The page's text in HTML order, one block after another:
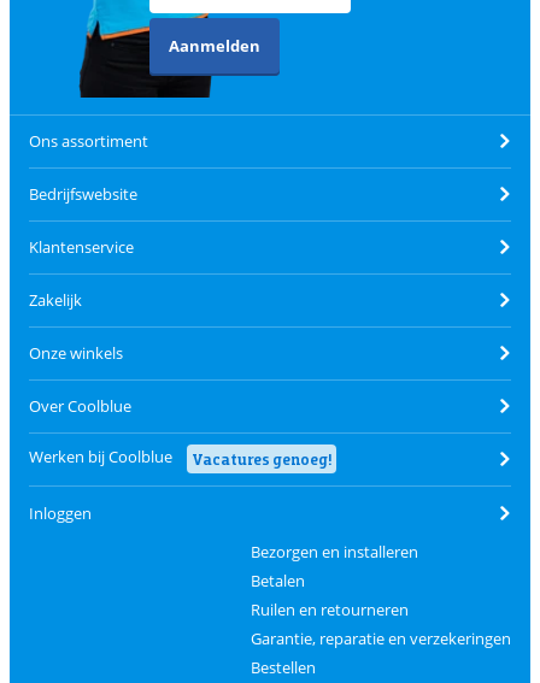
Aanmelden
Ons assortiment
Bedrijfswebsite
Klantenservice
Zakelijk
Onze winkels
Over Coolblue
Werken bij Coolblue Vacatures genoeg!
Inloggen
Bezorgen en installeren
Betalen
Ruilen en retourneren
Garantie, reparatie en verzekeringen
Bestellen